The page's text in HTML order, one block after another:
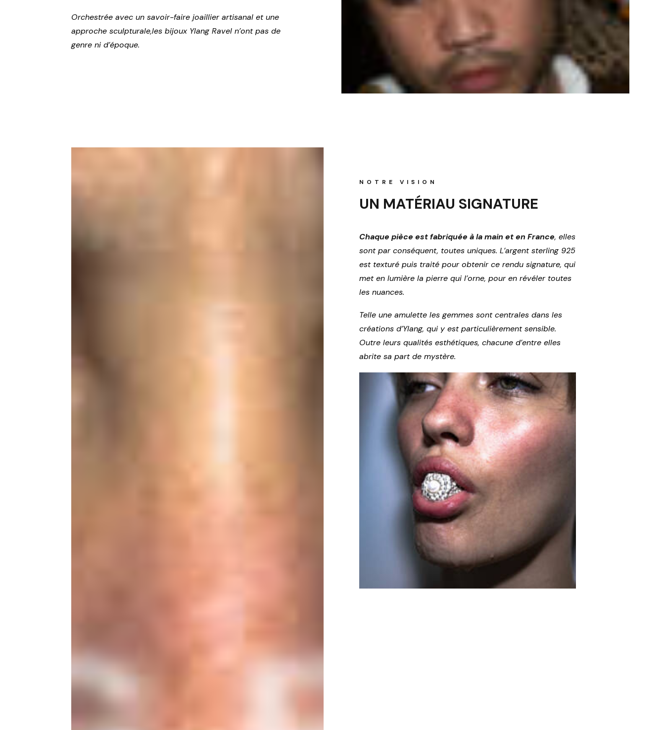
Orchestrée avec un savoir-faire joaillier artisanal et une
approche sculpturale,les bijoux Ylang Ravel n’ont pas de
genre ni d’époque.
NOTRE VISION
UN MATÉRIAU SIGNATURE
Chaque pièce est fabriquée à la main et en France, elles
sont par conséquent, toutes uniques. L’argent sterling 925
est texturé puis traité pour obtenir ce rendu signature, qui
met en lumière la pierre qui l’orne, pour en révéler toutes
les nuances.
Telle une amulette les gemmes sont centrales dans les
créations d’Ylang, qui y est particulièrement sensible.
Outre leurs qualités esthétiques, chacune d’entre elles
abrite sa part de mystère.